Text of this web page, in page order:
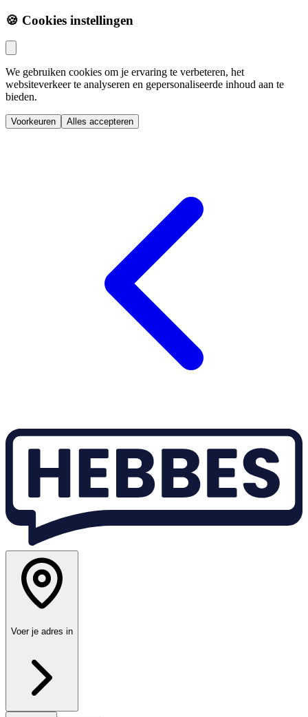
🍪 Cookies instellingen
We gebruiken cookies om je ervaring te verbeteren, het
websiteverkeer te analyseren en gepersonaliseerde inhoud aan te
bieden.
Voorkeuren Alles accepteren
Voer je adres in